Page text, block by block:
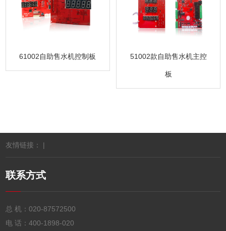
61002自助售水机控制板 51002款自助售水机主控
板
友情链接： |
联系方式
总 机：020-87572500
电 话：400-1898-020